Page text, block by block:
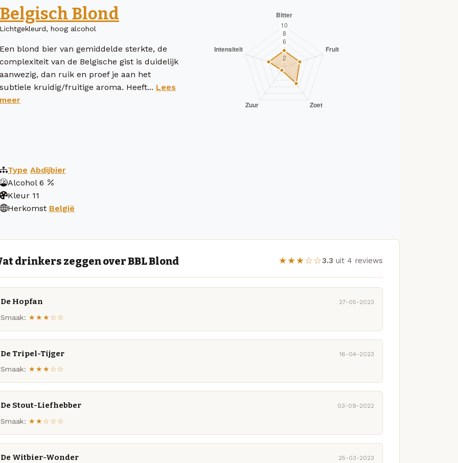
Belgisch Blond
Lichtgekleurd, hoog alcohol
Een blond bier van gemiddelde sterkte, de
complexiteit van de Belgische gist is duidelijk
aanwezig, dan ruik en proef je aan het
subtiele kruidig/fruitige aroma. Heeft... Lees
meer
Type Abdijbier
Alcohol 6
Kleur 11
Herkomst België
drinkers zeggen over BBL Blond ★★★☆☆3.3 uit 4 reviews
De Hopfan 27-05-2023
Smaak: ★★★☆☆
De Tripel-Tijger 16-04-2023
Smaak: ★★★☆☆
De Stout-Liefhebber 03-09-2022
Smaak: ★★☆☆☆
De Witbier-Wonder 25-03-2023